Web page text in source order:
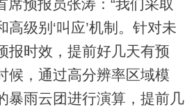
席预报员张涛：“我们采取
级别‘叫应’机制。针对未
报时效，提前好几天有预
候，通过高分辨率区域模
暴雨云团进行演算，提前几